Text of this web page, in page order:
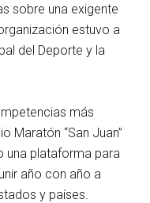
sobre una exigente
estuvo a
del Deporte y la
más
Maratón “San Juan”
una plataforma para
año con año a
y países.